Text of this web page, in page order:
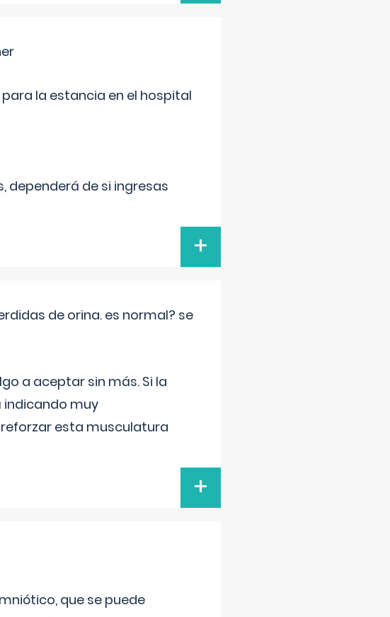
la estancia en el hospital
dependerá de si ingresas
+
de orina. es normal? se
a aceptar sin más. Si la
indicando muy
esta musculatura
+
que se puede